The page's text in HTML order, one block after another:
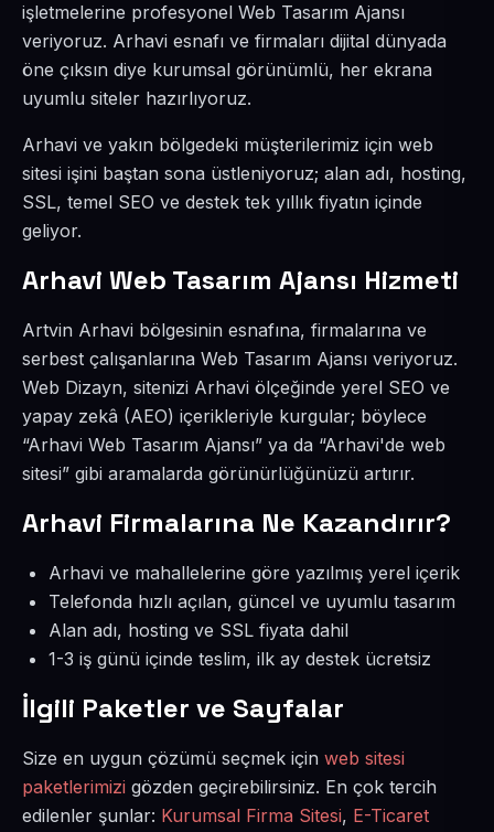
işletmelerine profesyonel Web Tasarım Ajansı
veriyoruz. Arhavi esnafı ve firmaları dijital dünyada
öne çıksın diye kurumsal görünümlü, her ekrana
uyumlu siteler hazırlıyoruz.
Arhavi ve yakın bölgedeki müşterilerimiz için web
sitesi işini baştan sona üstleniyoruz; alan adı, hosting,
SSL, temel SEO ve destek tek yıllık fiyatın içinde
geliyor.
Arhavi Web Tasarım Ajansı Hizmeti
Artvin Arhavi bölgesinin esnafına, firmalarına ve
serbest çalışanlarına Web Tasarım Ajansı veriyoruz.
Web Dizayn, sitenizi Arhavi ölçeğinde yerel SEO ve
yapay zekâ (AEO) içerikleriyle kurgular; böylece
“Arhavi Web Tasarım Ajansı” ya da “Arhavi'de web
sitesi” gibi aramalarda görünürlüğünüzü artırır.
Arhavi Firmalarına Ne Kazandırır?
Arhavi ve mahallelerine göre yazılmış yerel içerik
Telefonda hızlı açılan, güncel ve uyumlu tasarım
Alan adı, hosting ve SSL fiyata dahil
1-3 iş günü içinde teslim, ilk ay destek ücretsiz
İlgili Paketler ve Sayfalar
Size en uygun çözümü seçmek için web sitesi
paketlerimizi gözden geçirebilirsiniz. En çok tercih
edilenler şunlar: Kurumsal Firma Sitesi, E-Ticaret